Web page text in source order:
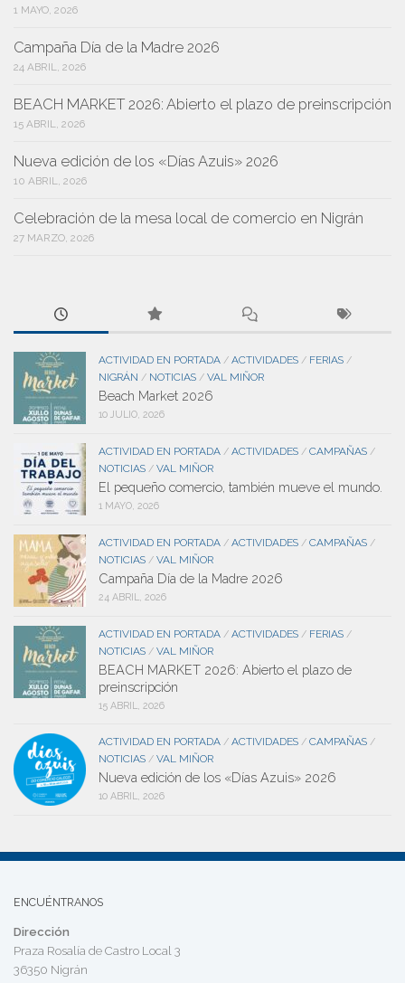
1 MAYO, 2026
Campaña Día de la Madre 2026
24 ABRIL, 2026
BEACH MARKET 2026: Abierto el plazo de preinscripción
15 ABRIL, 2026
Nueva edición de los «Días Azuis» 2026
10 ABRIL, 2026
Celebración de la mesa local de comercio en Nigrán
27 MARZO, 2026
ACTIVIDAD EN PORTADA / ACTIVIDADES / FERIAS /
NIGRÁN / NOTICIAS / VAL MIÑOR
Beach Market 2026
10 JULIO, 2026
ACTIVIDAD EN PORTADA / ACTIVIDADES / CAMPAÑAS /
NOTICIAS / VAL MIÑOR
El pequeño comercio, también mueve el mundo.
1 MAYO, 2026
ACTIVIDAD EN PORTADA / ACTIVIDADES / CAMPAÑAS /
NOTICIAS / VAL MIÑOR
Campaña Día de la Madre 2026
24 ABRIL, 2026
ACTIVIDAD EN PORTADA / ACTIVIDADES / FERIAS /
NOTICIAS / VAL MIÑOR
BEACH MARKET 2026: Abierto el plazo de
preinscripción
15 ABRIL, 2026
ACTIVIDAD EN PORTADA / ACTIVIDADES / CAMPAÑAS /
NOTICIAS / VAL MIÑOR
Nueva edición de los «Días Azuis» 2026
10 ABRIL, 2026
ENCUÉNTRANOS
Dirección
Praza Rosalía de Castro Local 3
36350 Nigrán